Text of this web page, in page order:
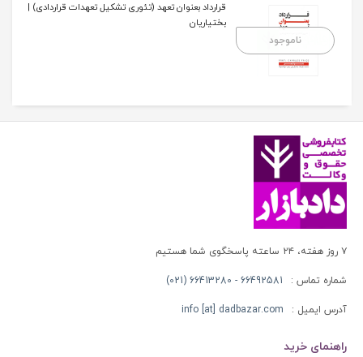
ناموجود
قرارداد بعنوان تعهد (تئوری تشکیل تعهدات قراردادی) |
بختیاریان
۷ روز هفته، ۲۴ ساعته پاسخگوی شما هستیم
شماره تماس : 66492581 - 66413280 (021)
آدرس ایمیل : info [at] dadbazar.com
راهنمای خرید